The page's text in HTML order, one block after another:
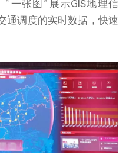
一张图”展示GIS地理信
通调度的实时数据，快速